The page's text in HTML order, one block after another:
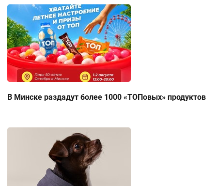
В Минске раздадут более 1000 «ТОПовых» продуктов